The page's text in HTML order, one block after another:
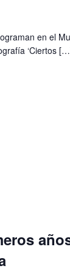
en el
‘Ciertos